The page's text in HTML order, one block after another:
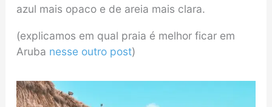
azul mais opaco e de areia mais clara.
(explicamos em qual praia é melhor ficar em
Aruba nesse outro post)